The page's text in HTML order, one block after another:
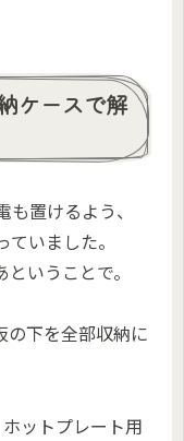
ケースで解
置けるよう、
いました。
いうことで。
の下を全部収納に
ホットプレート用